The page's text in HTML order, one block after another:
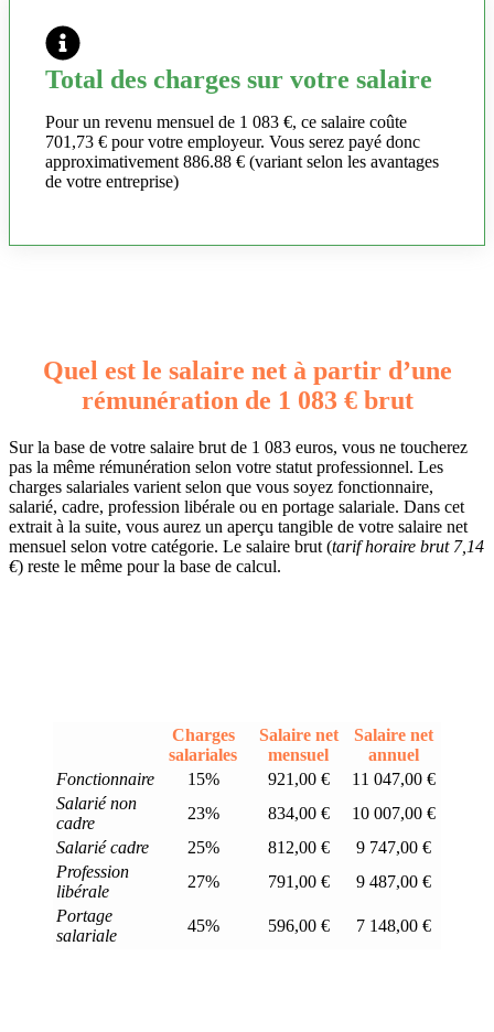
Total des charges sur votre salaire
Pour un revenu mensuel de 1 083 €, ce salaire coûte
701,73 € pour votre employeur. Vous serez payé donc
approximativement 886.88 € (variant selon les avantages
de votre entreprise)
Quel est le salaire net à partir d’une
rémunération de 1 083 € brut
Sur la base de votre salaire brut de 1 083 euros, vous ne toucherez
pas la même rémunération selon votre statut professionnel. Les
charges salariales varient selon que vous soyez fonctionnaire,
salarié, cadre, profession libérale ou en portage salariale. Dans cet
extrait à la suite, vous aurez un aperçu tangible de votre salaire net
mensuel selon votre catégorie. Le salaire brut (tarif horaire brut 7,14
€) reste le même pour la base de calcul.
Charges
salariales
Salaire net
mensuel
Salaire net
annuel
Fonctionnaire
15% 921,00 €
11 047,00 €
Salarié non
cadre
23% 834,00 €
10 007,00 €
Salarié cadre
25% 812,00 €
9 747,00 €
Profession
libérale
27% 791,00 €
9 487,00 €
Portage
salariale
45% 596,00 € 7 148,00 €